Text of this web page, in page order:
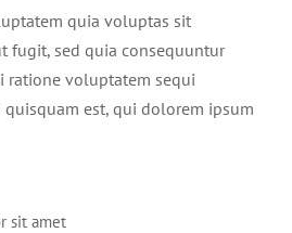
quia voluptas sit
fugit, sed quia consequuntur
ratione voluptatem sequi
quisquam est, qui dolorem ipsum
sit amet